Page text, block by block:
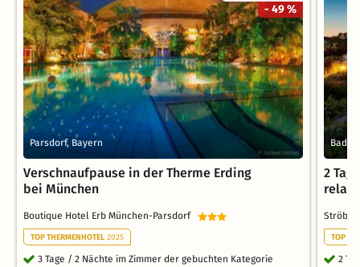
- 49 %
Parsdorf, Bayern
Verschnaufpause in der Therme Erding
bei München
Boutique Hotel Erb München-Parsdorf
TOP THERMENHOTEL 2025
3 Tage / 2 Nächte im Zimmer der gebuchten Kategorie
Bad
2
TOP
2